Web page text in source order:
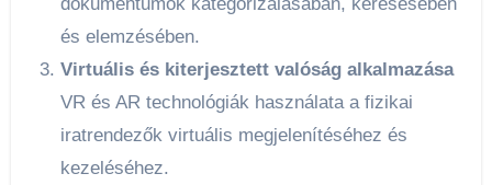
és elemzésében.
Virtuális és kiterjesztett valóság alkalmazása
VR és AR technológiák használata a fizikai
iratrendezők virtuális megjelenítéséhez és
kezeléséhez.